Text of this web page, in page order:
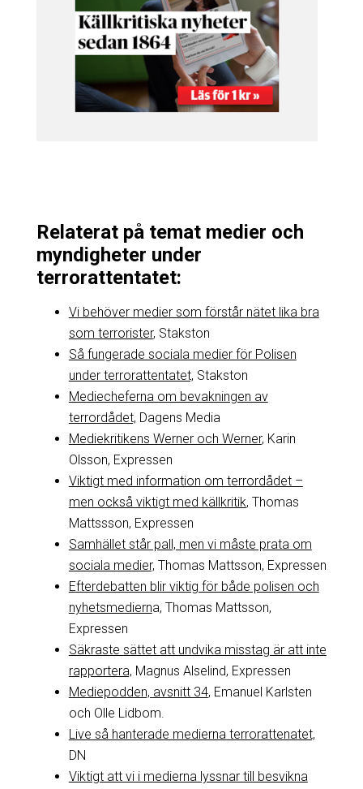
Relaterat på temat medier och
myndigheter under
terrorattentatet:
Vi behöver medier som förstår nätet lika bra
som terrorister, Stakston
Så fungerade sociala medier för Polisen
under terrorattentatet, Stakston
Mediecheferna om bevakningen av
terrordådet, Dagens Media
Mediekritikens Werner och Werner, Karin
Olsson, Expressen
Viktigt med information om terrordådet –
men också viktigt med källkritik, Thomas
Mattssson, Expressen
Samhället står pall, men vi måste prata om
sociala medier, Thomas Mattsson, Expressen
Efterdebatten blir viktig för både polisen och
nyhetsmedierna, Thomas Mattsson,
Expressen
Säkraste sättet att undvika misstag är att inte
rapportera, Magnus Alselind, Expressen
Mediepodden, avsnitt 34, Emanuel Karlsten
och Olle Lidbom.
Live så hanterade medierna terrorattenatet,
DN
Viktigt att vi i medierna lyssnar till besvikna